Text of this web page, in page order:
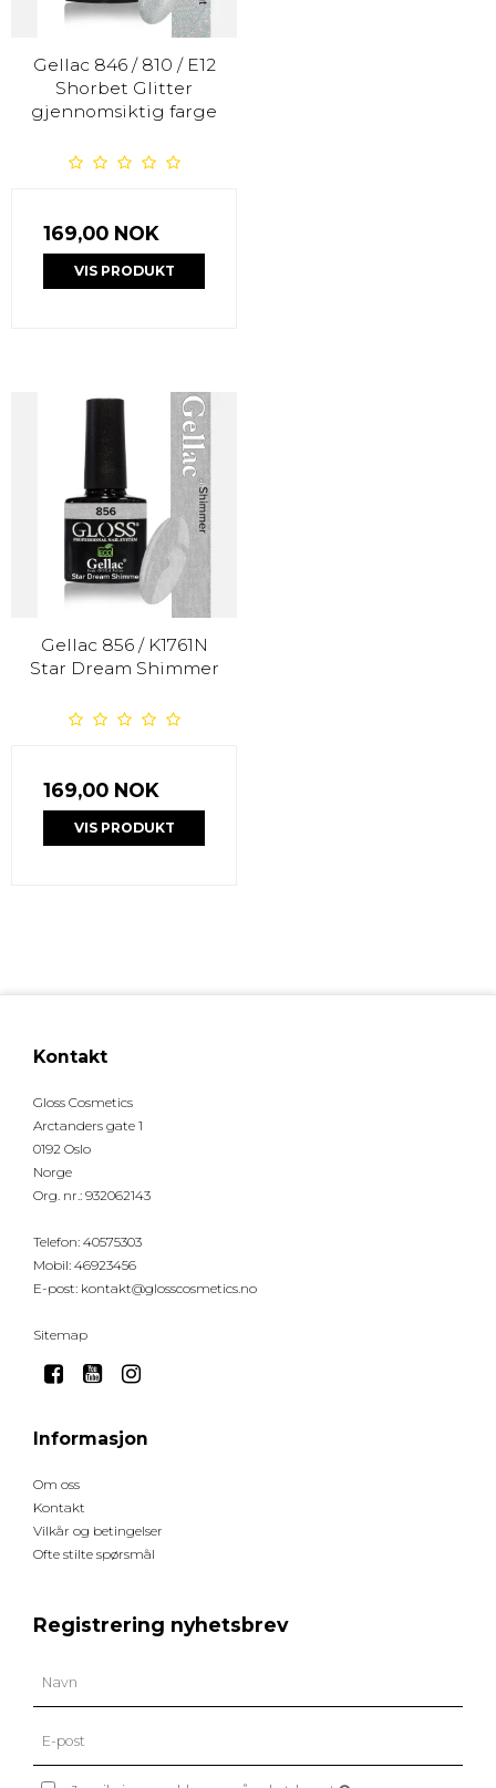
Gellac 846 / 810 / E12
Shorbet Glitter
gjennomsiktig farge
169,00 NOK
VIS PRODUKT
Gellac 856 / K1761N
Star Dream Shimmer
169,00 NOK
VIS PRODUKT
Kontakt
Gloss Cosmetics
Arctanders gate 1
0192 Oslo
Norge
Org. nr.: 932062143
Telefon: 40575303
Mobil: 46923456
E-post: kontakt@glosscosmetics.no
Sitemap
Informasjon
Om oss
Kontakt
Vilkår og betingelser
Ofte stilte spørsmål
Registrering nyhetsbrev